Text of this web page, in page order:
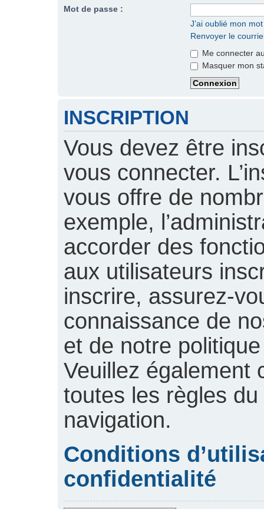
Mot de passe :
J’ai oublié mon
Renvoyer le
Me connecter
Masquer mon
INSCRIPTION
Vous devez être
vous connecter.
vous offre de
exemple,
accorder des
aux utilisateurs
inscrire, assurez-
connaissance de
et de notre
Veuillez également
toutes les règles
navigation.
Conditions
confidentialité